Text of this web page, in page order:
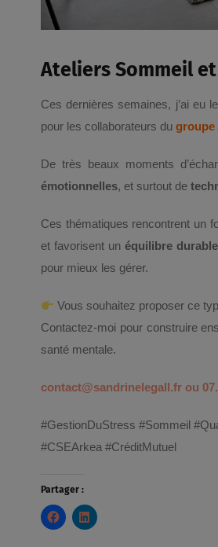
Ateliers Sommeil
Ces dernières semaines, j’ai eu
pour les collaborateurs du groupe
De très beaux moments
émotionnelles, et surtout de
Ces thématiques rencontrent un
et favorisent un équilibre
pour mieux les gérer.
Vous souhaitez proposer ce
Contactez-moi pour construire
santé mentale.
contact@sandrinelegall.fr ou
#GestionDuStress #Sommeil
#CSEArkea #CréditMutuel
Partager :